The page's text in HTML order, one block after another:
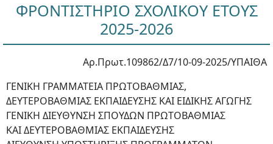
ΦΡΟΝΤΙΣΤΗΡΙΟ ΣΧΟΛΙΚΟΥ ΕΤΟΥΣ
2025-2026
Αρ.Πρωτ.109862/Δ7/10-09-2025/ΥΠΑΙΘΑ
ΓΕΝΙΚΗ ΓΡΑΜΜΑΤΕΙΑ ΠΡΩΤΟΒΑΘΜΙΑΣ,
ΔΕΥΤΕΡΟΒΑΘΜΙΑΣ ΕΚΠΑΙΔΕΥΣΗΣ ΚΑΙ ΕΙΔΙΚΗΣ ΑΓΩΓΗΣ
ΓΕΝΙΚΗ ΔΙΕΥΘΥΝΣΗ ΣΠΟΥΔΩΝ ΠΡΩΤΟΒΑΘΜΙΑΣ
ΚΑΙ ΔΕΥΤΕΡΟΒΑΘΜΙΑΣ ΕΚΠΑΙΔΕΥΣΗΣ